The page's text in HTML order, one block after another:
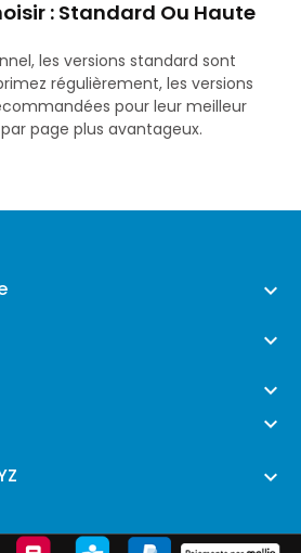
: Standard Ou Haute
les versions standard sont
régulièrement, les versions
pour leur meilleur
page plus avantageux.




